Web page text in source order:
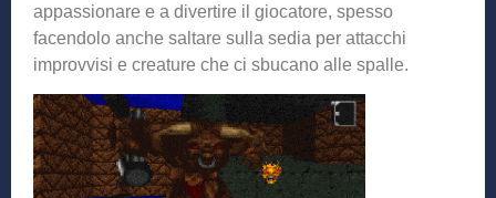
appassionare e a divertire il giocatore, spesso
facendolo anche saltare sulla sedia per attacchi
improvvisi e creature che ci sbucano alle spalle.